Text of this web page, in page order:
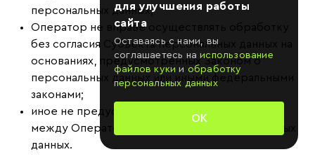
персональных данных;
Оператор не вправе осуществлять обработку
без согласия Субъекта персональных данных на
основаниях, предусмотренных Законом о
персональных данных или иными федеральными
законами;
иное не предусмотрено другим соглашением
между Оператором и Субъектом персональных
данных.
для улучшения работы
сайта
Оставаясь с нами, вы
соглашаетесь наиспользование
файлов куки и обработку
персональных данных
ОК